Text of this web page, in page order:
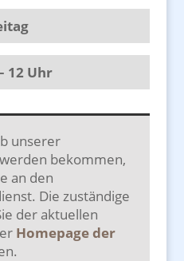
12 Uhr
unserer
bekommen,
an den
Die zuständige
der aktuellen
Homepage der